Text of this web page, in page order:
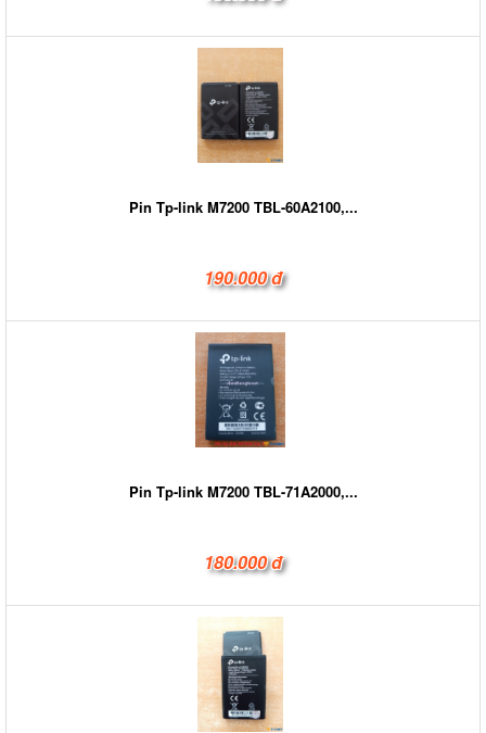
Pin Tp-link M7200 TBL-60A2100,...
190.000 đ
Pin Tp-link M7200 TBL-71A2000,...
180.000 đ